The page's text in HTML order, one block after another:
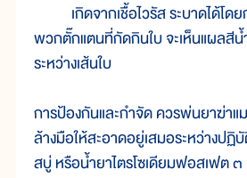
เกิดจากเชื้อไวรัส ระบาดได้โดย
พวกตั๊กแตนที่กัดกินใบ จะเห็นแผลสีน้
ระหว่างเส้นใบ
การป้องกันและกำจัด ควรพ่นยาฆ่าแม
ล้างมือให้สะอาดอยู่เสมอระหว่างปฏิ
สบู่ หรือน้ำยาไตรโซเดียมฟอสเฟต ๓